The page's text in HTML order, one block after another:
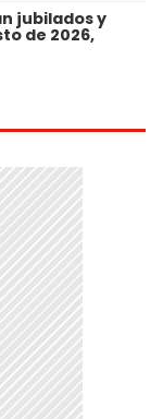
jubilados y
de 2026,